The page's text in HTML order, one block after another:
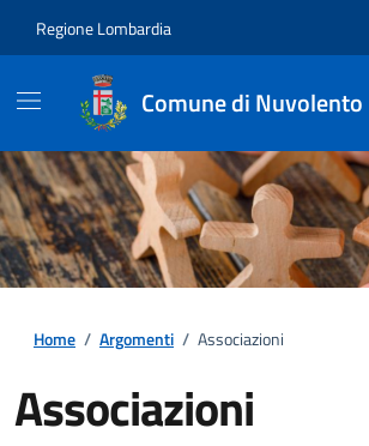
Regione Lombardia
Comune di Nuvolento
Home / Argomenti / Associazioni
Associazioni